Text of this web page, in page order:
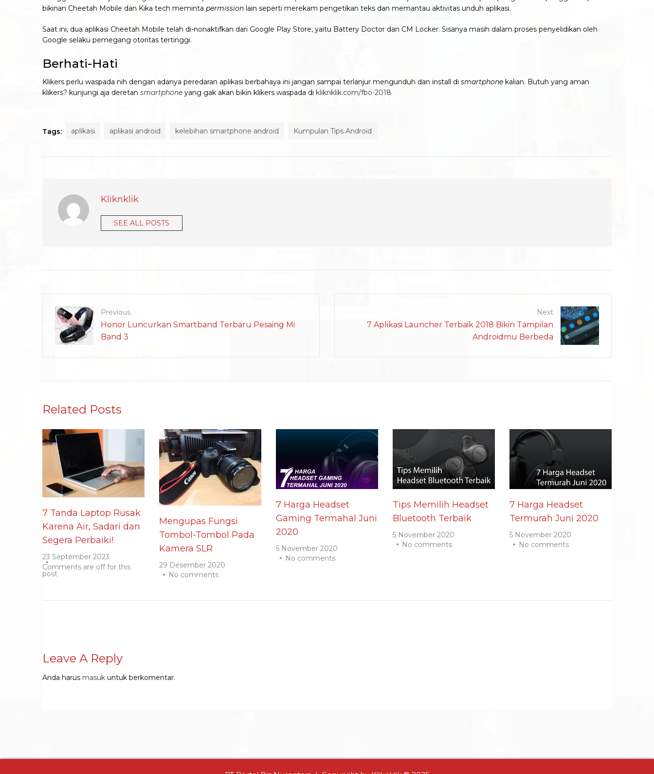
bikinan Cheetah Mobile dan Kika tech meminta permission lain seperti merekam pengetikan teks dan memantau aktivitas unduh aplikasi.
Saat ini, dua aplikasi Cheetah Mobile telah di-nonaktifkan dari Google Play Store, yaitu Battery Doctor dan CM Locker. Sisanya masih dalam proses penyelidikan oleh
Google selaku pemegang otoritas tertinggi.
Berhati-Hati
Klikers perlu waspada nih dengan adanya peredaran aplikasi berbahaya ini jangan sampai terlanjur mengunduh dan install di smartphone kalian. Butuh yang aman
klikers? kunjungi aja deretan smartphone yang gak akan bikin klikers waspada di kliknklik.com/fbo-2018
Tags: aplikasi aplikasi android kelebihan smartphone android Kumpulan Tips Android
Kliknklik
SEE ALL POSTS
Previous
Honor Luncurkan Smartband Terbaru Pesaing Mi
Band 3
Next
7 Aplikasi Launcher Terbaik 2018 Bikin Tampilan
Androidmu Berbeda
Related Posts
7 Tanda Laptop Rusak
Karena Air, Sadari dan
Segera Perbaiki!
23 September 2023
Comments are off for this
post
Mengupas Fungsi
Tombol-Tombol Pada
Kamera SLR
29 Desember 2020
No comments
7 Harga Headset
Gaming Termahal Juni
2020
5 November 2020
No comments
Tips Memilih Headset
Bluetooth Terbaik
5 November 2020
No comments
7 Harga Headset
Termurah Juni 2020
5 November 2020
No comments
Leave A Reply
Anda harus masuk untuk berkomentar.